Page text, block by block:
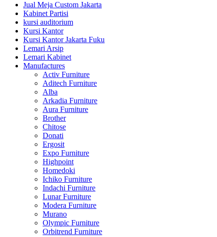
Jual Meja Custom Jakarta
Kabinet Partisi
kursi auditorium
Kursi Kantor
Kursi Kantor Jakarta Fuku
Lemari Arsip
Lemari Kabinet
Manufactures
Activ Furniture
Aditech Furniture
Alba
Arkadia Furniture
Aura Furniture
Brother
Chitose
Donati
Ergosit
Expo Furniture
Highpoint
Homedoki
Ichiko Furniture
Indachi Furniture
Lunar Furniture
Modera Furniture
Murano
Olympic Furniture
Orbitrend Furniture